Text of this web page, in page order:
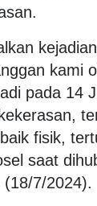
kami
pada 14
fisik,
saat
7/2024).